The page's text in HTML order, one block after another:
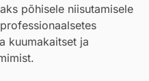
põhisele niisutamisele
kuumakaitset ja